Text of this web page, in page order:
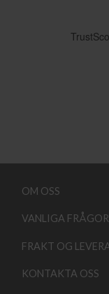
OM OSS
VANLIGA FRÅGOR
FRAKT OG
KONTAKTA OSS